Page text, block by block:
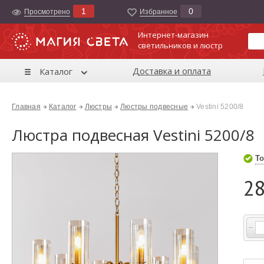
Просмотрено 1 Избранноe 0
Интернет-магазин
светильников и люстр
Каталог Доставка и оплата
Главная Каталог Люстры Люстры подвесные Vestini 5200/8
Люстра подвесная Vestini 5200/8